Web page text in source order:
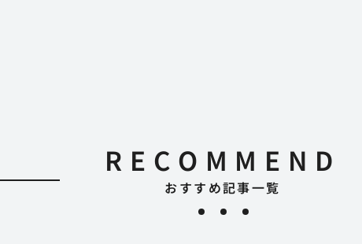
RECOMMEND
おすすめ記事一覧